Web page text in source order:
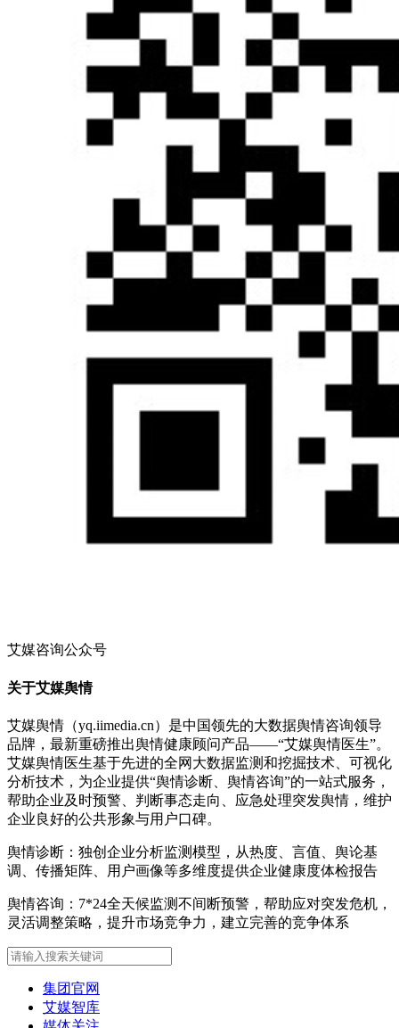
艾媒咨询公众号
关于艾媒舆情
艾媒舆情（yq.iimedia.cn）是中国领先的大数据舆情咨询领导
品牌，最新重磅推出舆情健康顾问产品——“艾媒舆情医生”。
艾媒舆情医生基于先进的全网大数据监测和挖掘技术、可视化
分析技术，为企业提供“舆情诊断、舆情咨询”的一站式服务，
帮助企业及时预警、判断事态走向、应急处理突发舆情，维护
企业良好的公共形象与用户口碑。
舆情诊断：独创企业分析监测模型，从热度、言值、舆论基
调、传播矩阵、用户画像等多维度提供企业健康度体检报告
舆情咨询：7*24全天候监测不间断预警，帮助应对突发危机，
灵活调整策略，提升市场竞争力，建立完善的竞争体系
集团官网
艾媒智库